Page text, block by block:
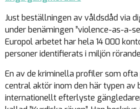
Just beställningen av våldsdåd via
under benämingen ”violence-as-a-
Europol arbetet har hela 14 000
personer identifierats i miljön
En av de kriminella profiler som ofta
central aktör inom den här typen av
internationellt efterlyste